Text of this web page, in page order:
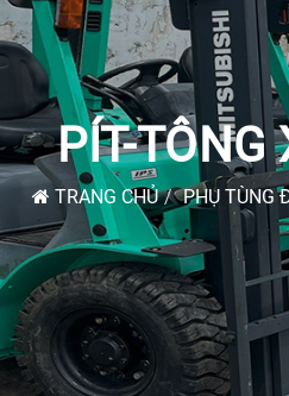
PÍT-TÔNG
TRANG CHỦ PHỤ TÙNG